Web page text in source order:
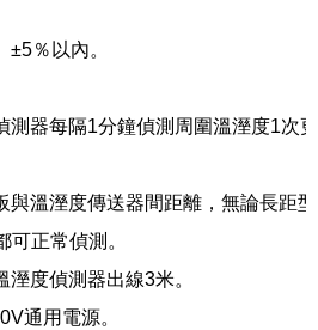
％以內。
測器每隔1分鐘偵測周圍溫溼度1次
與溫溼度傳送器間距離，無論長距
可正常偵測。
溼度偵測器出線3米。
通用電源。